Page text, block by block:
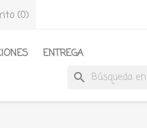
(0)
ENTREGA
search